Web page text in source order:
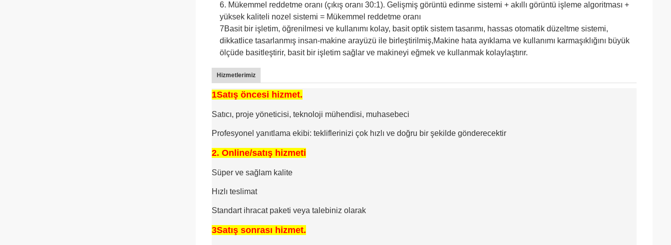
6. Mükemmel reddetme oranı (çıkış oranı 30:1). Gelişmiş görüntü edinme sistemi + akıllı görüntü işleme algoritması +
yüksek kaliteli nozel sistemi = Mükemmel reddetme oranı
7Basit bir işletim, öğrenilmesi ve kullanımı kolay, basit optik sistem tasarımı, hassas otomatik düzeltme sistemi,
dikkatlice tasarlanmış insan-makine arayüzü ile birleştirilmiş,Makine hata ayıklama ve kullanımı karmaşıklığını büyük
ölçüde basitleştirir, basit bir işletim sağlar ve makineyi eğmek ve kullanmak kolaylaştırır.
Hizmetlerimiz
1Satış öncesi hizmet.
Satıcı, proje yöneticisi, teknoloji mühendisi, muhasebeci
Profesyonel yanıtlama ekibi: tekliflerinizi çok hızlı ve doğru bir şekilde gönderecektir
2. Online/satış hizmeti
Süper ve sağlam kalite
Hızlı teslimat
Standart ihracat paketi veya talebiniz olarak
3Satış sonrası hizmet.